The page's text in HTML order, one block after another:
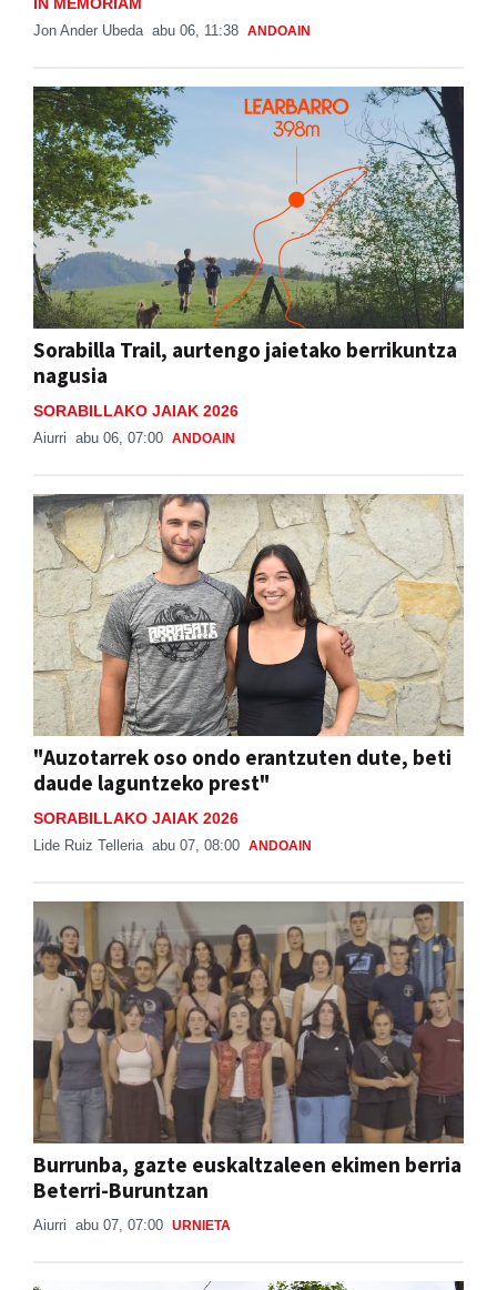
Jon Ander Ubeda abu 06, 11:38 ANDOAIN
Sorabilla Trail, aurtengo jaietako berrikuntza
nagusia
SORABILLAKO JAIAK 2026
Aiurri abu 06, 07:00 ANDOAIN
"Auzotarrek oso ondo erantzuten dute, beti
daude laguntzeko prest"
SORABILLAKO JAIAK 2026
Lide Ruiz Telleria abu 07, 08:00 ANDOAIN
Burrunba, gazte euskaltzaleen ekimen berria
Beterri-Buruntzan
Aiurri abu 07, 07:00 URNIETA